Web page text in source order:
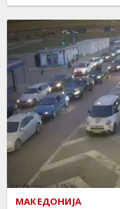
МАКЕДОНИЈА